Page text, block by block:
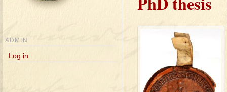
ADMIN
Log in